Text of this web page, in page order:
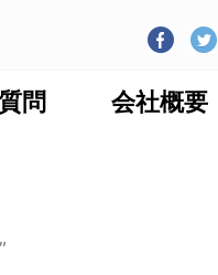
問 会社概要